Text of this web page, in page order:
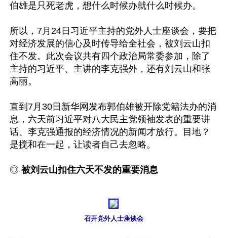
伯雄是只死老虎，想什么时候办就什么时候办。
所以，7月24日习近平主持的党外人士座谈会，要把
对经济发展的信心及时传导给全社会，被刘云山扣
住不发。此次会议共有四个政治局常委参加，除了
主持的习近平、主讲的李克强外，还有刘云山和张
高丽。
直到7月30日新华网发布郭伯雄被开除党籍法办的消
息，六天前习近平对八大民主党领袖发表的重要讲
话、李克强通报的经济情况的新闻才放行。目地？
是搅和在一起，让读者自己去忽略。
◎ 被刘云山扣住六天不发的重要消息
召开党外人士座谈会